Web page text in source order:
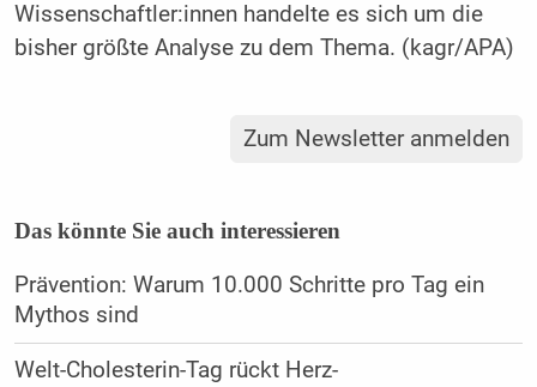
Wissenschaftler:innen handelte es sich um die
bisher größte Analyse zu dem Thema. (kagr/APA)
Zum Newsletter anmelden
Das könnte Sie auch interessieren
Prävention: Warum 10.000 Schritte pro Tag ein
Mythos sind
Welt-Cholesterin-Tag rückt Herz-